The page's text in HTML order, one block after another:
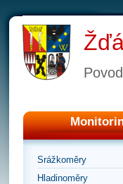
Srážkoměry
Hladinoměry